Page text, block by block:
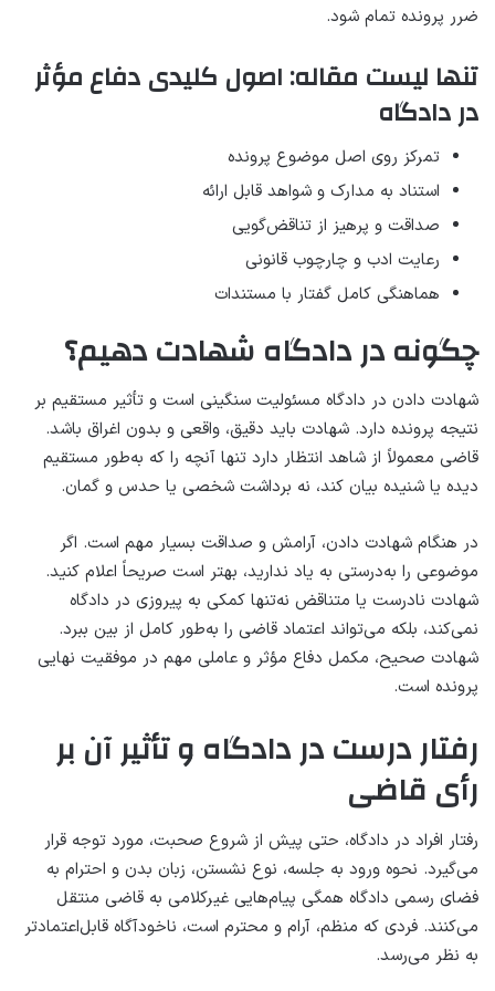
ضرر پرونده تمام شود.
تنها لیست مقاله: اصول کلیدی دفاع مؤثر
در دادگاه
تمرکز روی اصل موضوع پرونده
استناد به مدارک و شواهد قابل ارائه
صداقت و پرهیز از تناقض‌گویی
رعایت ادب و چارچوب قانونی
هماهنگی کامل گفتار با مستندات
چگونه در دادگاه شهادت دهیم؟
شهادت دادن در دادگاه مسئولیت سنگینی است و تأثیر مستقیم بر
نتیجه پرونده دارد. شهادت باید دقیق، واقعی و بدون اغراق باشد.
قاضی معمولاً از شاهد انتظار دارد تنها آنچه را که به‌طور مستقیم
دیده یا شنیده بیان کند، نه برداشت شخصی یا حدس و گمان.
در هنگام شهادت دادن، آرامش و صداقت بسیار مهم است. اگر
موضوعی را به‌درستی به یاد ندارید، بهتر است صریحاً اعلام کنید.
شهادت نادرست یا متناقض نه‌تنها کمکی به پیروزی در دادگاه
نمی‌کند، بلکه می‌تواند اعتماد قاضی را به‌طور کامل از بین ببرد.
شهادت صحیح، مکمل دفاع مؤثر و عاملی مهم در موفقیت نهایی
پرونده است.
رفتار درست در دادگاه و تأثیر آن بر
رأی قاضی
رفتار افراد در دادگاه، حتی پیش از شروع صحبت، مورد توجه قرار
می‌گیرد. نحوه ورود به جلسه، نوع نشستن، زبان بدن و احترام به
فضای رسمی دادگاه همگی پیام‌هایی غیرکلامی به قاضی منتقل
می‌کنند. فردی که منظم، آرام و محترم است، ناخودآگاه قابل‌اعتمادتر
به نظر می‌رسد.